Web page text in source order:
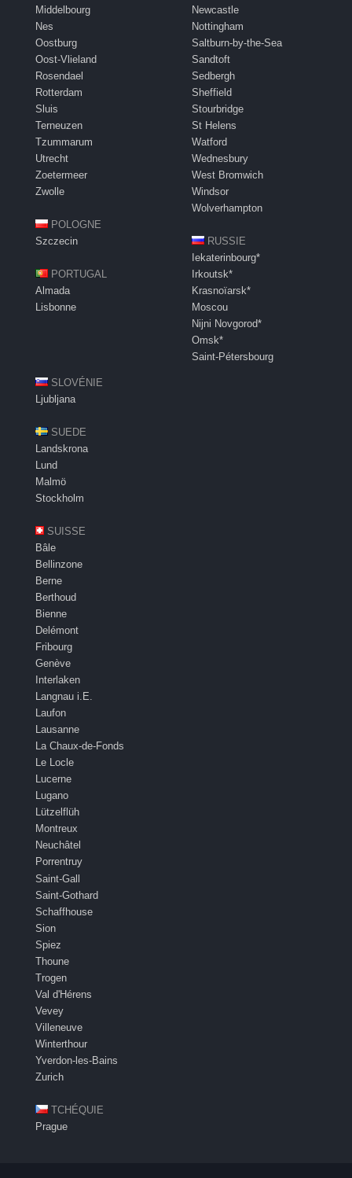
Middelbourg
Nes
Oostburg
Oost-Vlieland
Rosendael
Rotterdam
Sluis
Terneuzen
Tzummarum
Utrecht
Zoetermeer
Zwolle
POLOGNE
Szczecin
PORTUGAL
Almada
Lisbonne
Newcastle
Nottingham
Saltburn-by-the-Sea
Sandtoft
Sedbergh
Sheffield
Stourbridge
St Helens
Watford
Wednesbury
West Bromwich
Windsor
Wolverhampton
RUSSIE
Iekaterinbourg*
Irkoutsk*
Krasnoïarsk*
Moscou
Nijni Novgorod*
Omsk*
Saint-Pétersbourg
SLOVÉNIE
Ljubljana
SUEDE
Landskrona
Lund
Malmö
Stockholm
SUISSE
Bâle
Bellinzone
Berne
Berthoud
Bienne
Delémont
Fribourg
Genève
Interlaken
Langnau i.E.
Laufon
Lausanne
La Chaux-de-Fonds
Le Locle
Lucerne
Lugano
Lützelflüh
Montreux
Neuchâtel
Porrentruy
Saint-Gall
Saint-Gothard
Schaffhouse
Sion
Spiez
Thoune
Trogen
Val d'Hérens
Vevey
Villeneuve
Winterthour
Yverdon-les-Bains
Zurich
TCHÉQUIE
Prague